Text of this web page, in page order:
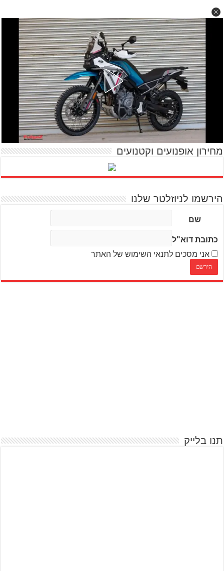
מחירון אופנועים וקטנועים
הירשמו לניוזלטר שלנו
שם
כתובת דוא"ל
אני מסכים לתנאי השימוש של האתר
תנו בלייק